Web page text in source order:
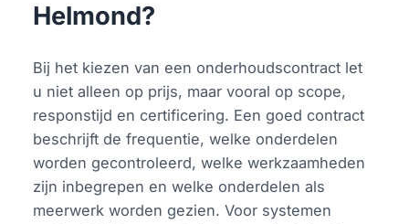
Helmond?
Bij het kiezen van een onderhoudscontract let
u niet alleen op prijs, maar vooral op scope,
responstijd en certificering. Een goed contract
beschrijft de frequentie, welke onderdelen
worden gecontroleerd, welke werkzaamheden
zijn inbegrepen en welke onderdelen als
meerwerk worden gezien. Voor systemen